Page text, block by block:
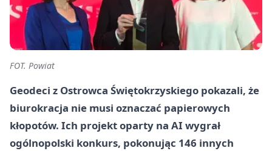
FOT. Powiat
Geodeci z Ostrowca Świętokrzyskiego pokazali, że
biurokracja nie musi oznaczać papierowych
kłopotów. Ich projekt oparty na AI wygrał
ogólnopolski konkurs, pokonując 146 innych